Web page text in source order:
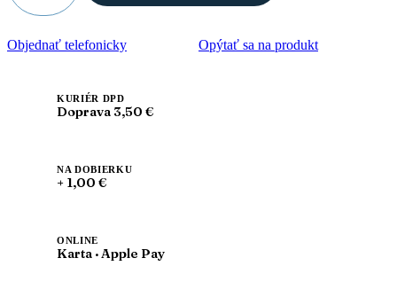
Objednať telefonicky Opýtať sa na produkt
KURIÉR DPD
Doprava 3,50 €
NA DOBIERKU
+ 1,00 €
ONLINE
Karta · Apple Pay